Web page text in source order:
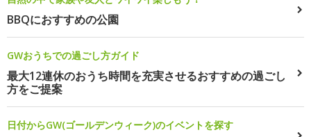
BBQにおすすめの公園
GWおうちでの過ごし方ガイド
最大12連休のおうち時間を充実させるおすすめの過ごし
方をご提案
日付からGW(ゴールデンウィーク)のイベントを探す